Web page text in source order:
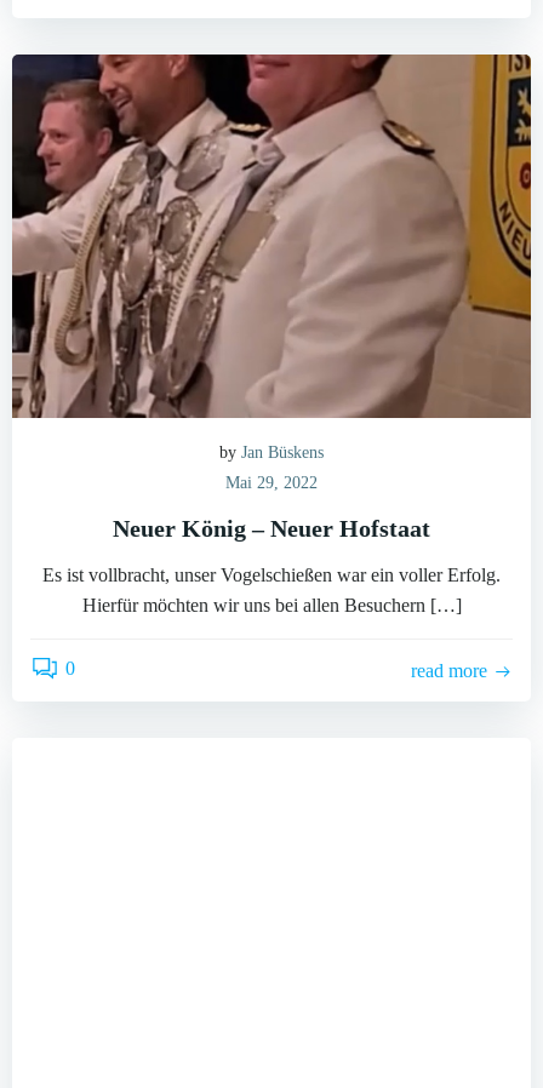
by Jan Büskens
Mai 29, 2022
Neuer König – Neuer Hofstaat
Es ist vollbracht, unser Vogelschießen war ein voller Erfolg.
Hierfür möchten wir uns bei allen Besuchern […]
0 read more